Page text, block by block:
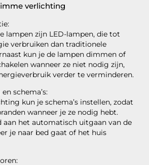
verlichting
lampen zijn LED-lampen, die tot
verbruiken dan traditionele
kun je de lampen dimmen of
wanneer ze niet nodig zijn,
verder te verminderen.
schema’s:
kun je schema’s instellen, zodat
wanneer je ze nodig hebt.
aan het automatisch uitgaan van de
je naar bed gaat of het huis